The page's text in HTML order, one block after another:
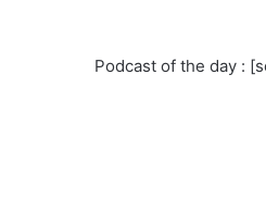
Podcast of the day :